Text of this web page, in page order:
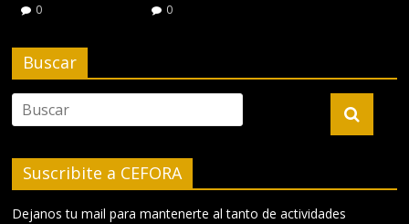
0
0
Buscar
Suscribite a CEFORA
Dejanos tu mail para mantenerte al tanto de actividades